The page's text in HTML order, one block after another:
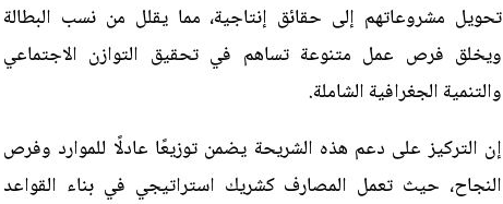
تحويل مشروعاتهم إلى حقائق إنتاجية، مما يقلل من نسب البطالة
ويخلق فرص عمل متنوعة تساهم في تحقيق التوازن الاجتماعي
والتنمية الجغرافية الشاملة.
إن التركيز على دعم هذه الشريحة يضمن توزيعًا عادلًا للموارد وفرص
النجاح، حيث تعمل المصارف كشريك استراتيجي في بناء القواعد